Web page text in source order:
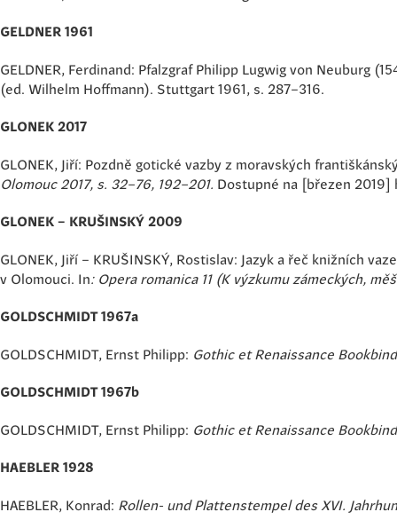
GELDNER 1961
GELDNER, Ferdinand: Pfalzgraf Philipp Lugwig von Neuburg
(ed. Wilhelm Hoffmann). Stuttgart 1961, s. 287–316.
GLONEK 2017
GLONEK, Jiří: Pozdně gotické vazby z moravských
Olomouc 2017, s. 32–76, 192–201. Dostupné na [březen
GLONEK – KRUŠINSKÝ 2009
GLONEK, Jiří – KRUŠINSKÝ, Rostislav: Jazyk a řeč knižních
v Olomouci. In : Opera romanica 11 (K výzkumu zámeckých,
GOLDSCHMIDT 1967a
GOLDSCHMIDT, Ernst Philipp: Gothic et Renaissance
GOLDSCHMIDT 1967b
GOLDSCHMIDT, Ernst Philipp: Gothic et Renaissance
HAEBLER 1928
HAEBLER, Konrad: Rollen- und Plattenstempel des XVI.